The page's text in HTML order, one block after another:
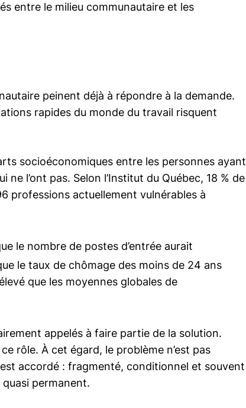
entre le milieu communautaire et les
peinent déjà à répondre à la demande.
rapides du monde du travail risquent
socioéconomiques entre les personnes ayant
l’ont pas. Selon l’Institut du Québec, 18 % de
professions actuellement vulnérables à
le nombre de postes d’entrée aurait
le taux de chômage des moins de 24 ans
que les moyennes globales de
appelés à faire partie de la solution.
rôle. À cet égard, le problème n’est pas
accordé : fragmenté, conditionnel et souvent
permanent.